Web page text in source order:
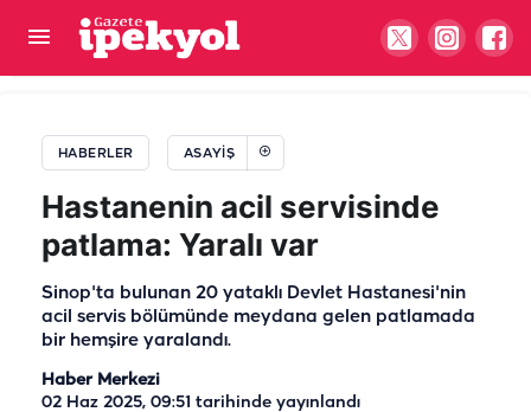
HABERLER ASAYIŞ
Hastanenin acil servisinde
patlama: Yaralı var
Sinop'ta bulunan 20 yataklı Devlet Hastanesi'nin
acil servis bölümünde meydana gelen patlamada
bir hemşire yaralandı.
Haber Merkezi
02 Haz 2025, 09:51 tarihinde yayınlandı
Ordu’dan Urfa’ya otomobil almak için gelmişti!